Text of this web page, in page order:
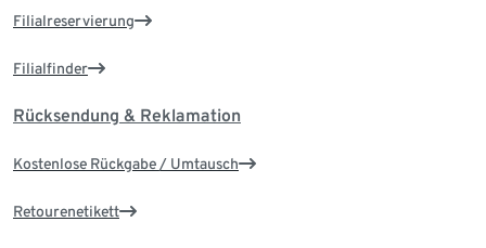
Filialreservierung
Filialfinder
Rücksendung & Reklamation
Kostenlose Rückgabe / Umtausch
Retourenetikett